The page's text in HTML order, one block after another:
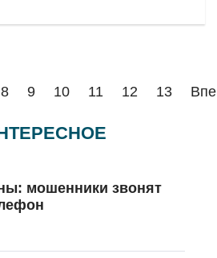
8 9 10 11 12 13
мошенники звонят